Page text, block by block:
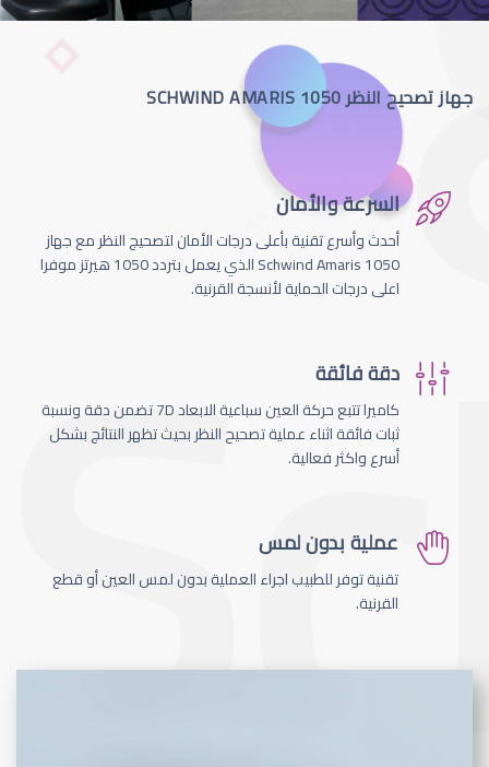
جهاز تصحيح النظر SCHWIND AMARIS 1050
السرعة والأمان
أحدث وأسرع تقنية بأعلى درجات الأمان لتصحيج النظر مع جهاز
Schwind Amaris 1050 الذي يعمل بتردد 1050 هيرتز موفرا
اعلى درجات الحماية لأنسجة القرنية.
دقة فائقة
كاميرا تتبع حركة العين سباعية الابعاد 7D تضمن دقة ونسبة
ثبات فائقة اثناء عملية تصحيح النظر بحيث تظهر النتائج بشكل
أسرع واكثر فعالية.
عملية بدون لمس
تقنية توفر للطبيب اجراء العملية بدون لمس العين أو قطع
القرنية.